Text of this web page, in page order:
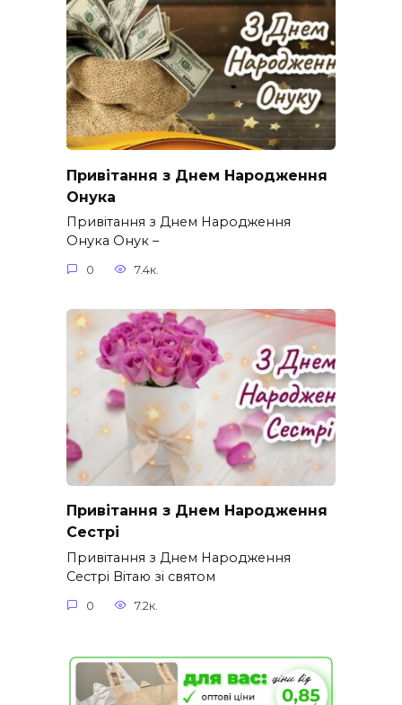
Привітання з Днем Народження
Онука
Привітання з Днем Народження
Онука Онук –
0 7.4к.
Привітання з Днем Народження
Сестрі
Привітання з Днем Народження
Сестрі Вітаю зі святом
0 7.2к.